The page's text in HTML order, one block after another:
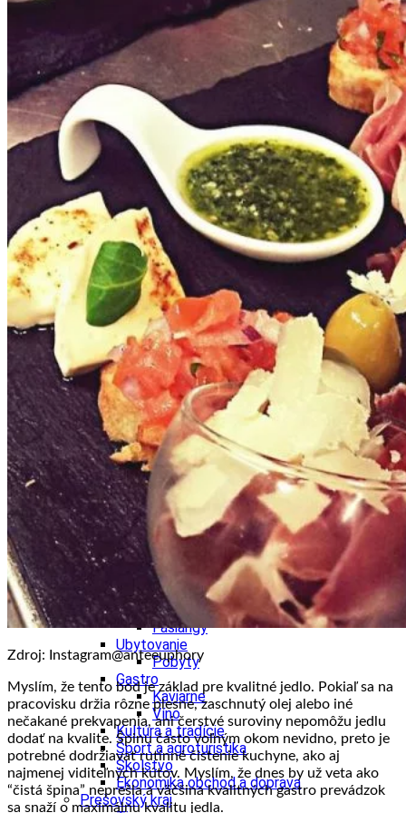
Kultúra a tradície
Šport a agroturistika
Školstvo
Ekonomika obchod a doprava
Banskobystrický kraj
Výlet
Turistika
Cyklistika
Hrady
Podujatia
Výstava
Galéria
Festival
Folklór
Ubytovanie
Wellness
Gastro
Kaviarne
Kultúra a tradície
Kúpele
Šport a agroturistika
Školstvo
Ekonomika obchod a doprava
Košický kraj
Tipy
Výlet
Turistika
Cyklistika
Hrady
Podujatia
Výstava
Galéria
Divadlo
Folklór
Fašiangy
Ubytovanie
Pobyty
Gastro
Kaviarne
Víno
Kultúra a tradície
Šport a agroturistika
Školstvo
Ekonomika obchod a doprava
Prešovský kraj
Zdroj: Instagram@anteeuphory
Myslím, že tento bod je základ pre kvalitné jedlo. Pokiaľ sa na
pracovisku držia rôzne plesne, zaschnutý olej alebo iné
nečakané prekvapenia, ani čerstvé suroviny nepomôžu jedlu
dodať na kvalite. Špinu často voľným okom nevidno, preto je
potrebné dodržiavať rutinné čistenie kuchyne, ako aj
najmenej viditeľných kútov. Myslím, že dnes by už veta ako
“čistá špina” neprešla a väčšina kvalitných gastro prevádzok
sa snaží o maximálnu kvalitu jedla.